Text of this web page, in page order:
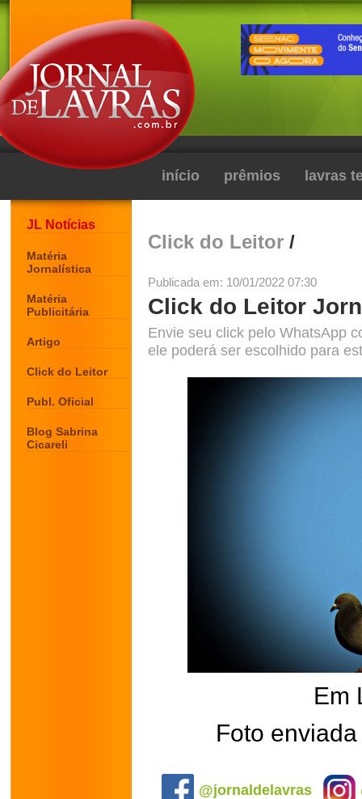
início prêmios lavras
JL Notícias
Matéria
Jornalística
Matéria
Publicitária
Artigo
Click do Leitor
Publ. Oficial
Blog Sabrina
Cicareli
Click do Leitor /
Publicada em: 10/01/2022 07:30
Click do Leitor
Envie seu click pelo WhatsApp
ele poderá ser escolhido para
Em
Foto
@jornaldelavras